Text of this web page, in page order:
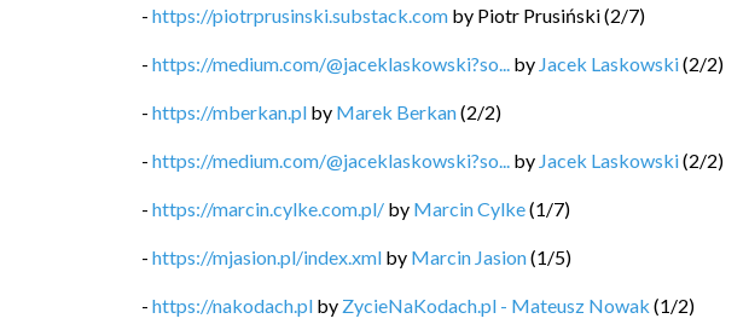
- https://piotrprusinski.substack.com by Piotr Prusiński(2/7)
- https://medium.com/@jaceklaskowski?so... by Jacek Laskowski(2/2)
- https://mberkan.pl by Marek Berkan(2/2)
- https://medium.com/@jaceklaskowski?so... by Jacek Laskowski(2/2)
- https://marcin.cylke.com.pl/ by Marcin Cylke(1/7)
- https://mjasion.pl/index.xml by Marcin Jasion(1/5)
- https://nakodach.pl by ZycieNaKodach.pl - Mateusz Nowak (1/2)